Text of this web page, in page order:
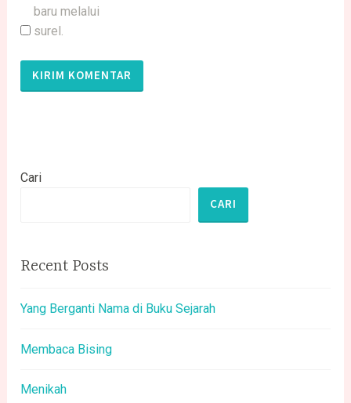
baru melalui
surel.
Cari
CARI
Recent Posts
Yang Berganti Nama di Buku Sejarah
Membaca Bising
Menikah